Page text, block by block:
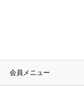
会員メニュー